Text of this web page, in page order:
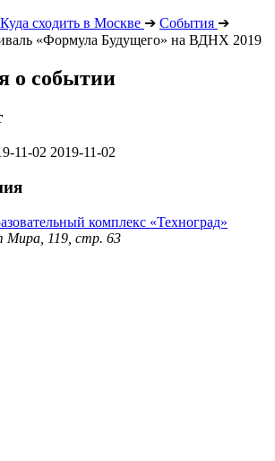
сходить в Москве ➔ События ➔
«Формула Будущего» на ВДНХ 2019
о событии
11-02 2019-11-02
комплекс «Техноград»
Мира, 119, стр. 63